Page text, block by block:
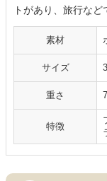
トがあり、旅行など
素材
サイズ
重さ
特徴